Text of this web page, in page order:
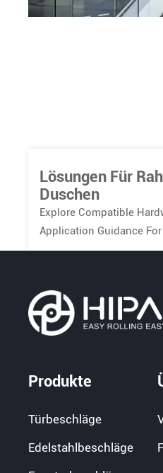
Lösungen Für
Duschen
Explore Compatible
Application Guidance
Produkte
Türbeschläge
Edelstahlbeschläge